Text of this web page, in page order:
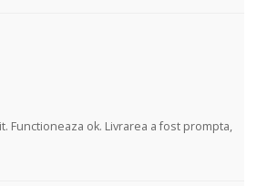
Functioneaza ok. Livrarea a fost prompta,